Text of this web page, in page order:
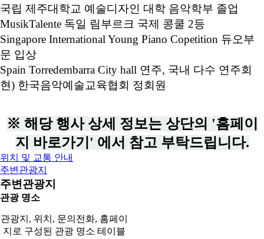
국립 제주대학교 예술디자인 대학 음악학부 졸업
MusikTalente 독일 림부르크 국제 콩쿨 2등
Singapore International Young Piano Copetition 듀오부
문 입상
Spain Torredembarra City hall 연주, 국내 다수 연주회
현) 한국음악예술교육협회 정회원
※ 해당 행사 상세 정보는 상단의 '홈페이
지 바로가기' 에서 참고 부탁드립니다.
위치 및 교통 안내
주변관광지
주변관광지
관광 명소
관광지, 위치, 문의전화, 홈페이
지로 구성된 관광 명소 테이블